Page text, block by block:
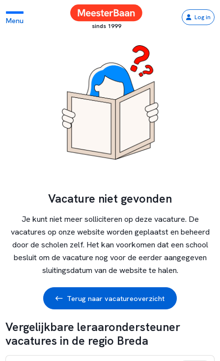
Menu
sinds 1999
Log in
Vacature niet gevonden
Je kunt niet meer solliciteren op deze vacature. De
vacatures op onze website worden geplaatst en beheerd
door de scholen zelf. Het kan voorkomen dat een school
besluit om de vacature nog voor de eerder aangegeven
sluitingsdatum van de website te halen.
Terug naar vacatureoverzicht
Vergelijkbare leraarondersteuner
vacatures in de regio Breda